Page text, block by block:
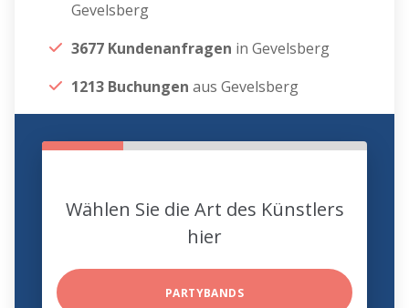
Gevelsberg
3677 Kundenanfragen in Gevelsberg
1213 Buchungen aus Gevelsberg
Wählen Sie die Art des Künstlers
hier
PARTYBANDS